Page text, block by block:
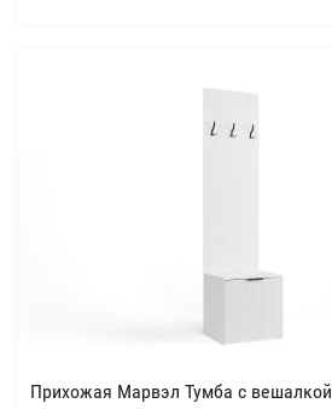
Прихожая Марвэл Тумба с вешалкой